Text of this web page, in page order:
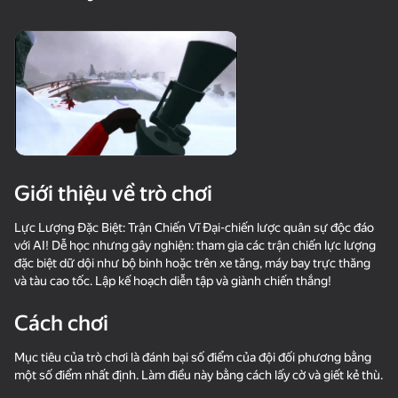
Stone Miner Simulator
- Mine MOD!
Knife Throwing 2D
58
Miner!
puzzles
37
Fight Stars
33
Sprunki Boxing - Beat
37
Block Blast Online
Giới thiệu về trò chơi
Lực Lượng Đặc Biệt: Trận Chiến Vĩ Đại-chiến lược quân sự độc đáo
với AI! Dễ học nhưng gây nghiện: tham gia các trận chiến lực lượng
đặc biệt dữ dội như bộ binh hoặc trên xe tăng, máy bay trực thăng
và tàu cao tốc. Lập kế hoạch diễn tập và giành chiến thắng!
Cách chơi
Mục tiêu của trò chơi là đánh bại số điểm của đội đối phương bằng
một số điểm nhất định. Làm điều này bằng cách lấy cờ và giết kẻ thù.